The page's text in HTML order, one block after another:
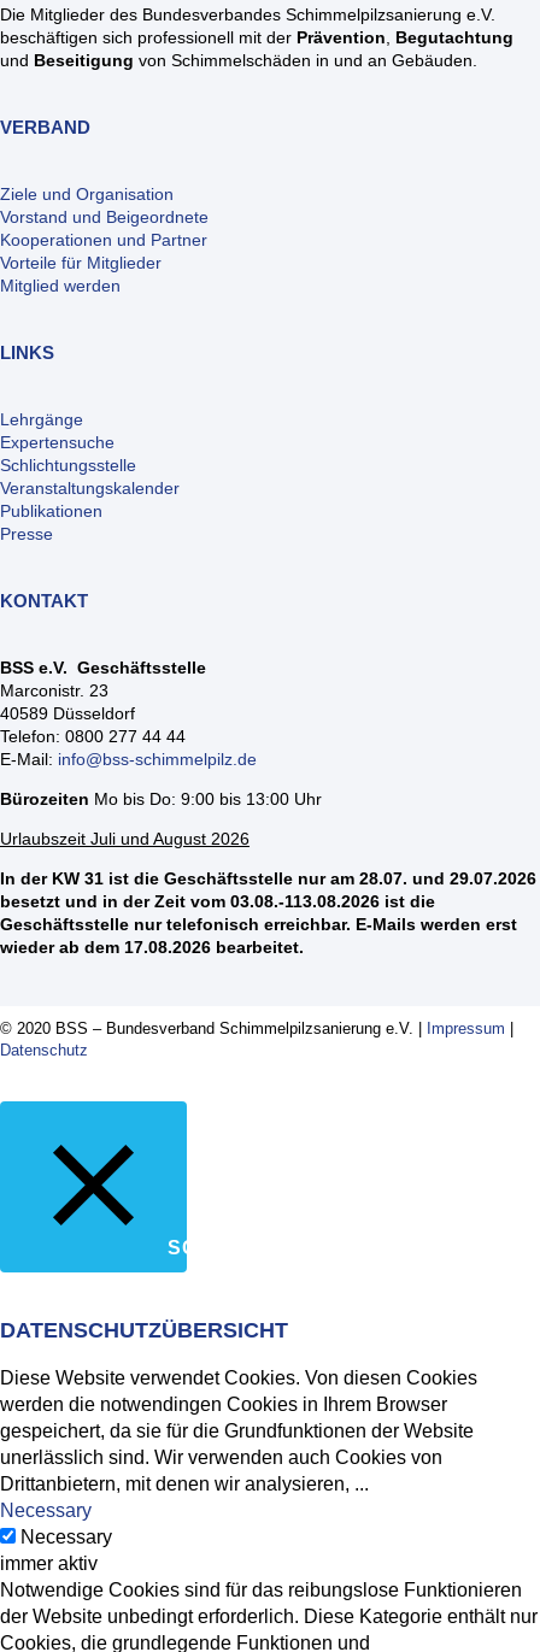
Die Mitglieder des Bundesverbandes Schimmelpilzsanierung e.V.
beschäftigen sich professionell mit der Prävention, Begutachtung
und Beseitigung von Schimmelschäden in und an Gebäuden.
VERBAND
Ziele und Organisation
Vorstand und Beigeordnete
Kooperationen und Partner
Vorteile für Mitglieder
Mitglied werden
LINKS
Lehrgänge
Expertensuche
Schlichtungsstelle
Veranstaltungskalender
Publikationen
Presse
KONTAKT
BSS e.V. Geschäftsstelle
Marconistr. 23
40589 Düsseldorf
Telefon: 0800 277 44 44
E-Mail: info@bss-schimmelpilz.de
Bürozeiten Mo bis Do: 9:00 bis 13:00 Uhr
Urlaubszeit Juli und August 2026
In der KW 31 ist die Geschäftsstelle nur am 28.07. und 29.07.2026
besetzt und in der Zeit vom 03.08.-113.08.2026 ist die
Geschäftsstelle nur telefonisch erreichbar. E-Mails werden erst
wieder ab dem 17.08.2026 bearbeitet.
© 2020 BSS – Bundesverband Schimmelpilzsanierung e.V. | Impressum
Datenschutz
SCHLIESSEN
DATENSCHUTZÜBERSICHT
Diese Website verwendet Cookies. Von diesen Cookies
werden die notwendingen Cookies in Ihrem Browser
gespeichert, da sie für die Grundfunktionen der Website
unerlässlich sind. Wir verwenden auch Cookies von
Drittanbietern, mit denen wir analysieren, ...
Necessary
Necessary
immer aktiv
Notwendige Cookies sind für das reibungslose Funktionieren
der Website unbedingt erforderlich. Diese Kategorie enthält nur
Cookies, die grundlegende Funktionen und